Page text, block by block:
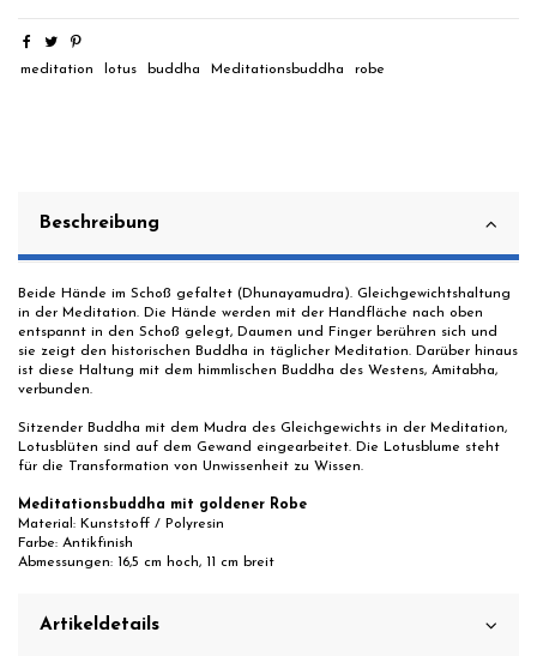
meditation lotus buddha Meditationsbuddha robe
Beschreibung
Beide Hände im Schoß gefaltet (Dhunayamudra). Gleichgewichtshaltung
in der Meditation. Die Hände werden mit der Handfläche nach oben
entspannt in den Schoß gelegt, Daumen und Finger berühren sich und
sie zeigt den historischen Buddha in täglicher Meditation. Darüber hinaus
ist diese Haltung mit dem himmlischen Buddha des Westens, Amitabha,
verbunden.
Sitzender Buddha mit dem Mudra des Gleichgewichts in der Meditation,
Lotusblüten sind auf dem Gewand eingearbeitet. Die Lotusblume steht
für die Transformation von Unwissenheit zu Wissen.
Meditationsbuddha mit goldener Robe
Material: Kunststoff / Polyresin
Farbe: Antikfinish
Abmessungen: 16,5 cm hoch, 11 cm breit
Artikeldetails